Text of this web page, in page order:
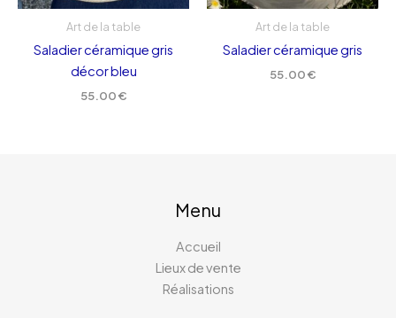
Art de la table
Saladier céramique gris
décor bleu
55.00€
Art de la table
Saladier céramique gris
55.00€
Menu
Accueil
Lieux de vente
Réalisations